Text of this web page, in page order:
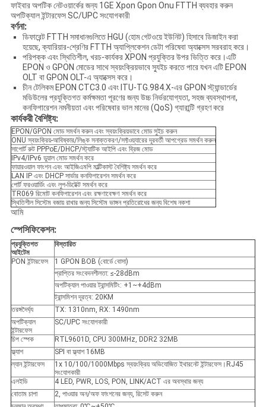
ফাইবার অপটিক নেটওয়ার্কের জন্য 1GE Xpon Gpon Onu FTTH ব্যবহার করুন
অপটিক্যাল ইন্টারফেস SC/UPC সংযোগকারী
বর্ণনা:
ডিফারেন্ট FTTH সমাধানগুলিতে HGU (হোম গেটওয়ে ইউনিট) হিসাবে ডিজাইন করা
হয়েছে, ক্যারিয়ার-শ্রেণির FTTH অ্যাপ্লিকেশন ডেটা পরিষেবা অ্যাক্সেস সরবরাহ করে।
পরিপক্ক এবং স্থিতিশীল, খরচ-কার্যকর XPON প্রযুক্তির উপর ভিত্তি করে।এটি
EPON ও GPON মোডের সাথে স্বয়ংক্রিয়ভাবে স্যুইচ করতে পারে যখন এটি EPON
OLT বা GPON OLT-এ অ্যাক্সেস করে।
চীন টেলিকম EPON CTC3.0 এবং ITU-TG.984.X-এর GPON স্ট্যান্ডার্ডের
মডিউলের প্রযুক্তিগত কর্মক্ষমতা পূরণের জন্য উচ্চ নির্ভরযোগ্যতা, সহজ ব্যবস্থাপনা,
কনফিগারেশন নমনীয়তা এবং পরিষেবার ভাল মানের (QoS) গ্যারান্টি গ্রহণ করে
কার্যকরী বৈশিষ্ট্য:
EPON/GPON মোড সমর্থন করুন এবং স্বয়ংক্রিয়ভাবে মোড সুইচ করুন
ONU স্বয়ংক্রিয়-আবিষ্কার/লিঙ্ক সনাক্তকরণ/সফ্টওয়্যারের দূরবর্তী আপগ্রেড সমর্থন করুন
সাপোর্ট রুট PPPoE/DHCP/স্ট্যাটিক আইপি এবং ব্রিজ মোড
IPv4/IPv6 ডুয়াল মোড সমর্থন করে
ফায়ারওয়াল ফাংশন এবং আইজিএমপি মাল্টিকাস্ট বৈশিষ্ট্য সমর্থন করে
LAN IP এবং DHCP সার্ভার কনফিগারেশন সমর্থন করে
পোর্ট ফরওয়ার্ডিং এবং লুপ-ডিটেক্ট সমর্থন করে
TR069 রিমোট কনফিগারেশন এবং রক্ষণাবেক্ষণ সমর্থন করে
স্থিতিশীল সিস্টেম বজায় রাখার জন্য সিস্টেম ভাঙ্গন প্রতিরোধের জন্য বিশেষ নকশা
আমি
স্পেসিফিকেশন:
প্রযুক্তিগত
আইটেম
বিস্তারিত
PON ইন্টারফেস
1 GPON BOB (বোর্ডে বোসা)
প্রাপ্তির সংবেদনশীলতা: ≤-28dBm
অপটিক্যাল পাওয়ার ট্রান্সমিটিং: +1~+4dBm
ট্রান্সমিশন দূরত্ব: 20KM
তরঙ্গদৈর্ঘ্য
TX: 1310nm, RX: 1490nm
অপটিক্যাল
ইন্টারফেস
SC/UPC সংযোগকারী
চিপ স্পেক
RTL9601D, CPU 300MHz, DDR2 32MB
ফ্ল্যাশ
SPI বা ফ্ল্যাশ 16MB
ল্যান ইন্টারফেস
1x 10/100/1000Mbps স্বয়ংক্রিয় অভিযোজিত ইথারনেট ইন্টারফেস।RJ45
সংযোগকারী
এলইডি
4 LED, PWR, LOS, PON, LINK/ACT এর অবস্থার জন্য
বোতাম চাপা
2, পাওয়ার অন/অফ ফাংশনের জন্য, রিসেট করুন